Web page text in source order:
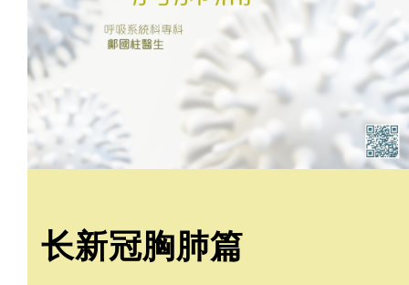
长新冠胸肺篇